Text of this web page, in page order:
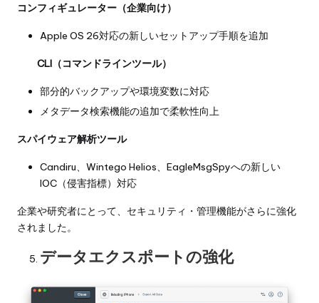
コンフィギュレーター（企業向け）
Apple OS 26対応の新しいセットアップ手順を追加
CLI（コマンドラインツール）
部分的バックアップや環境変数に対応
メタデータ検索機能の追加で柔軟性向上
スパイウェア解析ツール
Candiru、Wintego Helios、EagleMsgSpyへの新しい
IOC（侵害指標）対応
企業や研究者にとって、セキュリティ・管理機能がさらに強化
されました。
データエクスポートの強化